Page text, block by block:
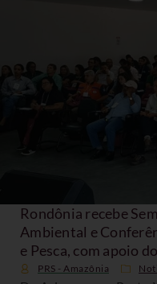
Rondônia recebe
Ambiental e
e Pesca, com apoio
PRS - Amazônia